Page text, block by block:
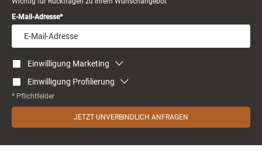
E-Mail-Adresse
Einwilligung Marketing
Einwilligung Profilierung
* Pflichtfelder
JETZT UNVERBINDLICH ANFRAGEN